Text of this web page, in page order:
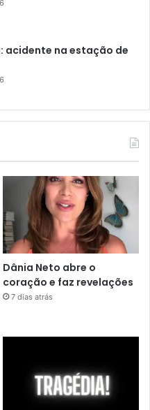
acidente na estação de
Dânia Neto abre o
coração e faz revelações
7 dias atrás